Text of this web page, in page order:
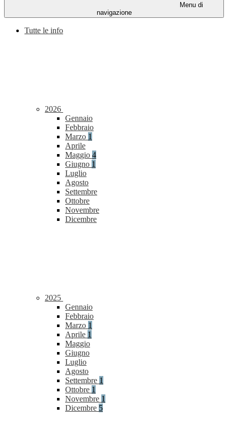
Menu di
navigazione
Tutte le info
2026
Gennaio
Febbraio
Marzo 1
Aprile
Maggio 4
Giugno 1
Luglio
Agosto
Settembre
Ottobre
Novembre
Dicembre
2025
Gennaio
Febbraio
Marzo 1
Aprile 1
Maggio
Giugno
Luglio
Agosto
Settembre 1
Ottobre 1
Novembre 1
Dicembre 5